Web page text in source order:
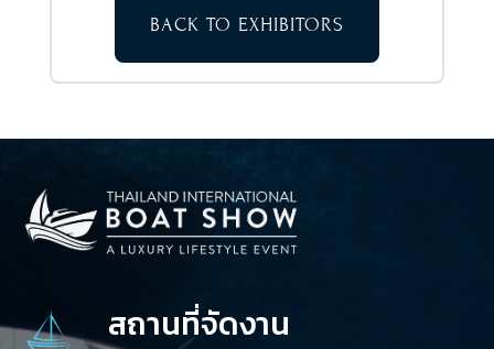
BACK TO EXHIBITORS
สถานที่จัดงาน